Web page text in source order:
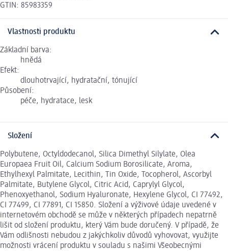
GTIN: 85983359
Vlastnosti produktu
Základní barva:
hnědá
Efekt:
dlouhotrvající, hydratační, tónující
Působení:
péče, hydratace, lesk
Složení
Polybutene, Octyldodecanol, Silica Dimethyl Silylate, Olea
Europaea Fruit Oil, Calcium Sodium Borosilicate, Aroma,
Ethylhexyl Palmitate, Lecithin, Tin Oxide, Tocopherol, Ascorbyl
Palmitate, Butylene Glycol, Citric Acid, Caprylyl Glycol,
Phenoxyethanol, Sodium Hyaluronate, Hexylene Glycol, CI 77492,
CI 77499, CI 77891, CI 15850. Složení a výživové údaje uvedené v
internetovém obchodě se může v některých případech nepatrně
lišit od složení produktu, který Vám bude doručený. V případě, že
Vám odlišnosti nebudou z jakýchkoliv důvodů vyhovovat, využijte
možnosti vrácení produktu v souladu s našimi Všeobecnými